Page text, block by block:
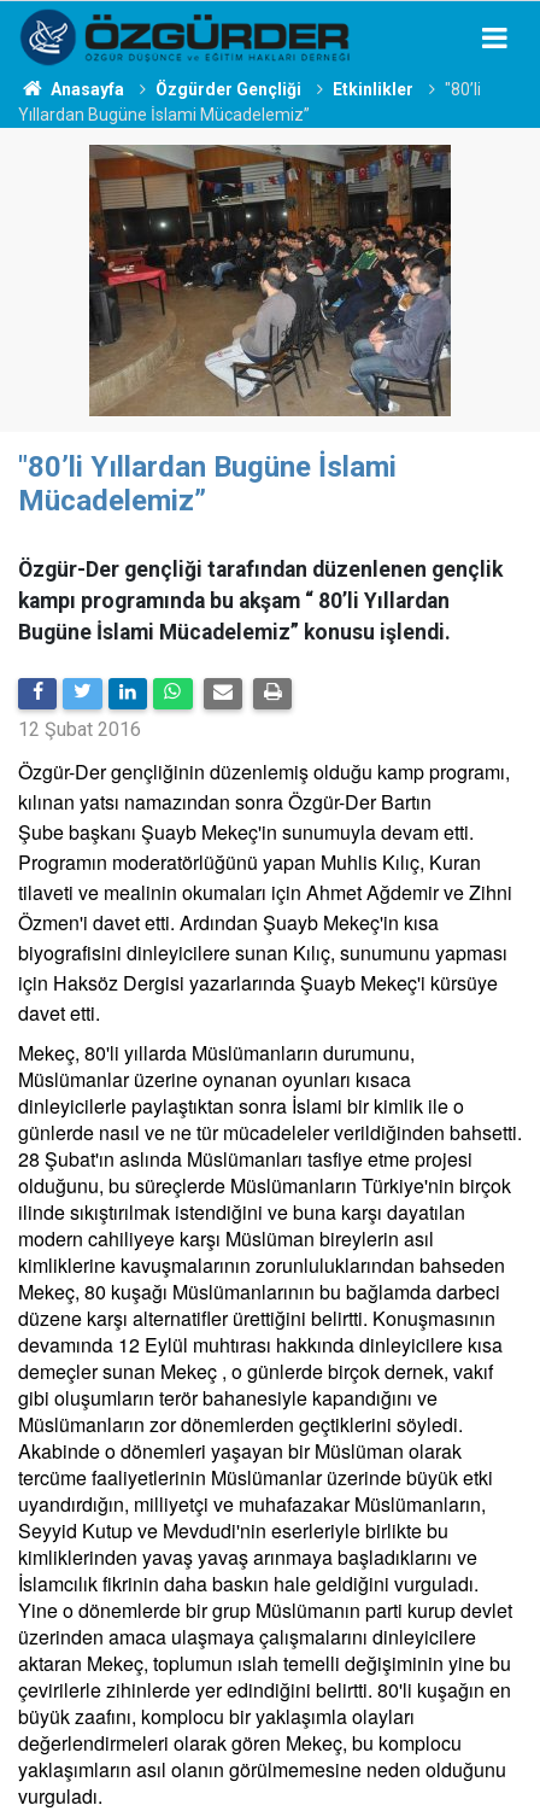
Anasayfa Özgürder Gençliği Etkinlikler
"80’li
Yıllardan Bugüne İslami Mücadelemiz”
"80’li Yıllardan Bugüne İslami
Mücadelemiz”
Özgür-Der gençliği tarafından düzenlenen gençlik
kampı programında bu akşam “ 80’li Yıllardan
Bugüne İslami Mücadelemiz” konusu işlendi.
12 Şubat 2016
Özgür-Der gençliğinin düzenlemiş olduğu kamp programı,
kılınan yatsı namazından sonra Özgür-Der Bartın
Şubebaşkanı Şuayb Mekeç'in sunumuyla devam etti.
Programın moderatörlüğünü yapan Muhlis Kılıç, Kuran
tilaveti ve mealinin okumaları için Ahmet Ağdemir ve Zihni
Özmen'i davet etti. Ardından Şuayb Mekeç'in kısa
biyografisini dinleyicilere sunan Kılıç, sunumunu yapması
için Haksöz Dergisi yazarlarında Şuayb Mekeç'i kürsüye
davet etti.
Mekeç, 80'li yıllarda Müslümanların durumunu,
Müslümanlar üzerine oynanan oyunları kısaca
dinleyicilerle paylaştıktan sonra İslami bir kimlik ile o
günlerde nasıl ve ne tür mücadeleler verildiğinden bahsetti.
28 Şubat'ın aslında Müslümanları tasfiye etme projesi
olduğunu, bu süreçlerde Müslümanların Türkiye'nin birçok
ilinde sıkıştırılmak istendiğini ve buna karşı dayatılan
modern cahiliyeye karşı Müslüman bireylerin asıl
kimliklerine kavuşmalarının zorunluluklarından bahseden
Mekeç, 80 kuşağı Müslümanlarının bu bağlamda darbeci
düzene karşı alternatifler ürettiğini belirtti. Konuşmasının
devamında 12 Eylül muhtırası hakkında dinleyicilere kısa
demeçler sunan Mekeç , o günlerde birçok dernek, vakıf
gibi oluşumların terör bahanesiyle kapandığını ve
Müslümanların zor dönemlerden geçtiklerini söyledi.
Akabinde o dönemleri yaşayan bir Müslüman olarak
tercüme faaliyetlerinin Müslümanlar üzerinde büyük etki
uyandırdığın, milliyetçi ve muhafazakar Müslümanların,
Seyyid Kutup ve Mevdudi'nin eserleriyle birlikte bu
kimliklerinden yavaş yavaş arınmaya başladıklarını ve
İslamcılık fikrinin daha baskın hale geldiğini vurguladı.
Yine o dönemlerde bir grup Müslümanın parti kurup devlet
üzerinden amaca ulaşmaya çalışmalarını dinleyicilere
aktaran Mekeç, toplumun ıslah temelli değişiminin yine bu
çevirilerle zihinlerde yer edindiğini belirtti. 80'li kuşağın en
büyük zaafını, komplocu bir yaklaşımla olayları
değerlendirmeleri olarak gören Mekeç, bu komplocu
yaklaşımların asıl olanın görülmemesine neden olduğunu
vurguladı.